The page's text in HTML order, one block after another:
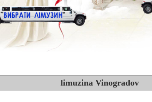
limuzina Vinogradov